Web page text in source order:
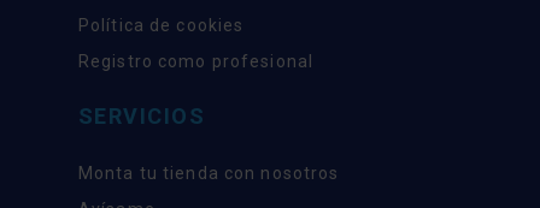
Política de cookies
Registro como profesional
SERVICIOS
Monta tu tienda con nosotros